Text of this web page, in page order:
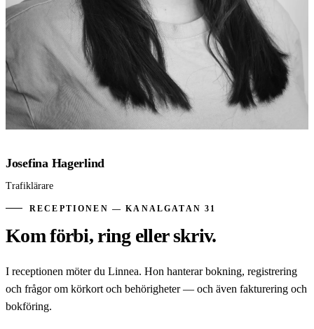
Josefina Hagerlind
Trafiklärare
RECEPTIONEN — KANALGATAN 31
Kom förbi, ring eller skriv.
I receptionen möter du Linnea. Hon hanterar bokning, registrering
och frågor om körkort och behörigheter — och även fakturering och
bokföring.